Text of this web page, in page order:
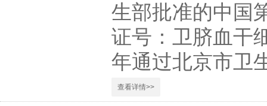
生部批准的中国
证号：卫脐血干
年通过北京市卫
查看详情>>